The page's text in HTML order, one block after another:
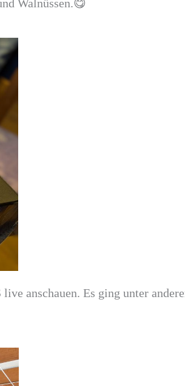
Walnüssen.😋
anschauen. Es ging unter